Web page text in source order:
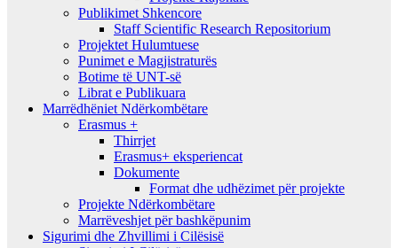
Publikimet Shkencore
Staff Scientific Research Repositorium
Projektet Hulumtuese
Punimet e Magjistraturës
Botime të UNT-së
Librat e Publikuara
Marrëdhëniet Ndërkombëtare
Erasmus +
Thirrjet
Erasmus+ eksperiencat
Dokumente
Format dhe udhëzimet për projekte
Projekte Ndërkombëtare
Marrëveshjet për bashkëpunim
Sigurimi dhe Zhvillimi i Cilësisë